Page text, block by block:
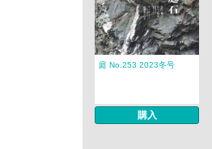
庭 No.253 2023冬号
購入